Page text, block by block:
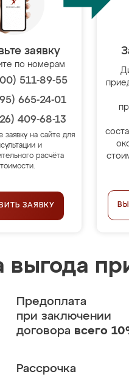
заявку
по номерам
511-89-55
665-24-01
409-68-13
заявку на сайте для
и
расчёта
ЗАЯВКУ
выгода
Предоплата
при заключении
договора всего
Рассрочка